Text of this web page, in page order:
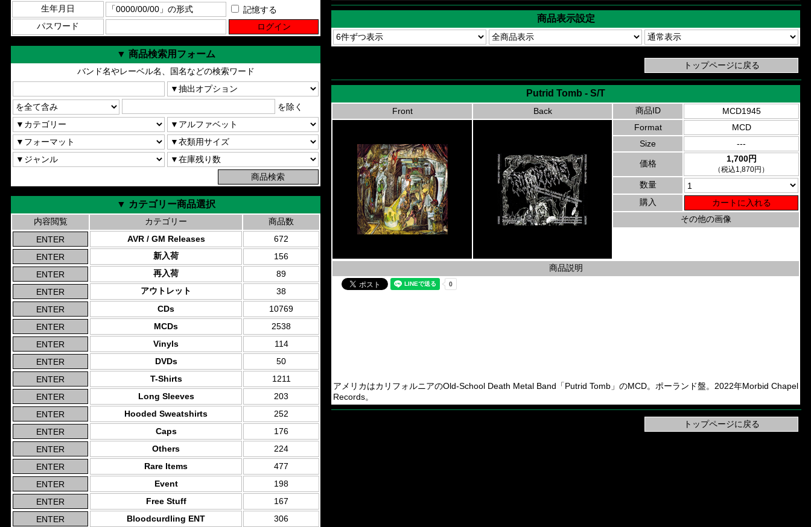
生年月日
記憶する
パスワード
▼ 商品検索用フォーム
バンド名やレーベル名、国名などの検索ワード
を除く
▼ カテゴリー商品選択
内容閲覧 カテゴリー
商品数
AVR / GM Releases
672
新入荷
156
再入荷
89
アウトレット
38
CDs
10769
MCDs
2538
Vinyls
114
DVDs
50
T-Shirts
1211
Long Sleeves
203
Hooded Sweatshirts
252
Caps
176
Others
224
Rare Items
477
Event
198
Free Stuff
167
Bloodcurdling ENT
306
商品表示設定
Putrid Tomb - S/T
Front Back 商品ID
MCD1945
Format
MCD
Size
---
価格 1,700円
（税込1,870円）
数量
購入
その他の画像
商品説明
アメリカはカリフォルニアのOld-School Death Metal Band「Putrid Tomb」のMCD。ポーランド盤。2022年Morbid Chapel
Records。